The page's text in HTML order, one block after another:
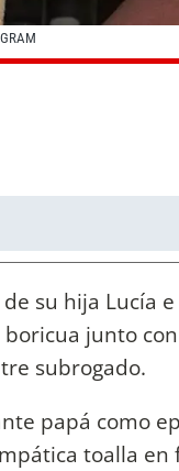
su hija Lucía
junto
subrogado.
papá como
toalla en